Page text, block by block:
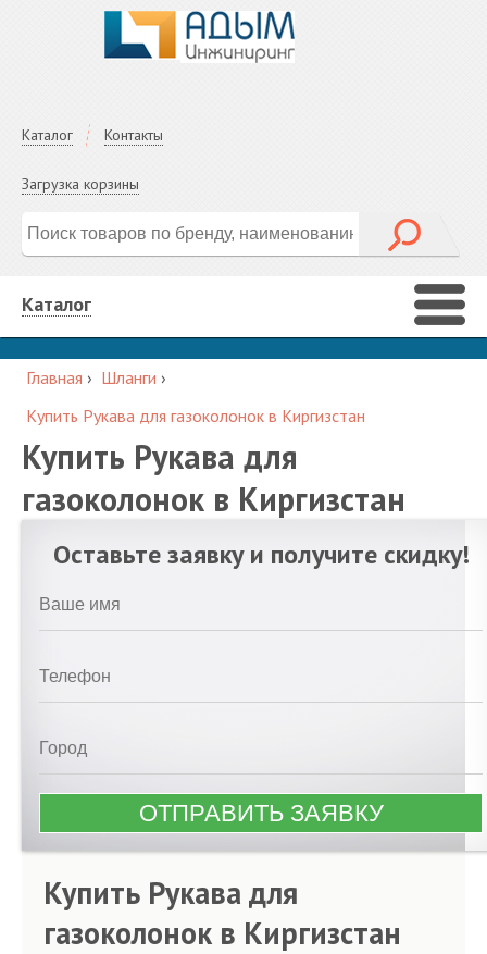
Каталог Контакты
Загрузка корзины
Каталог
Главная › Шланги ›
Купить Рукава для газоколонок в Киргизстан
Купить Рукава для
газоколонок в Киргизстан
Оставьте заявку и получите скидку!
Купить Рукава для
газоколонок в Киргизстан